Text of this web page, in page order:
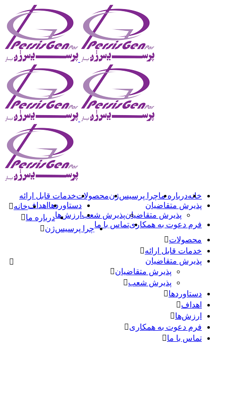
خانهدرباره ماچرا پرسیس‌ژنمحصولاتخدمات قابل ارائه
پذیرش متقاضیان
پذیرش متقاضیانپذیرش شعب
دستاوردها اهداف
ارزش‌ها
فرم دعوت به همکاریتماس با ما
خانه
درباره ما
چرا پرسیس‌ژن
محصولات
خدمات قابل ارائه
پذیرش متقاضیان
پذیرش متقاضیان
پذیرش شعب
دستاوردها
اهداف
ارزش‌ها
فرم دعوت به همکاری
تماس با ما